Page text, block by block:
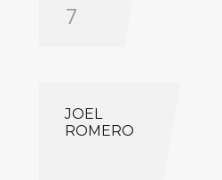
7
JOEL
ROMERO